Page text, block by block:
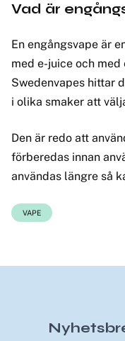
Vad är
En engångsvape är
med e-juice och
Swedenvapes hittar
i olika smaker att
Den är redo att
förberedas innan
användas längre så
VAPE